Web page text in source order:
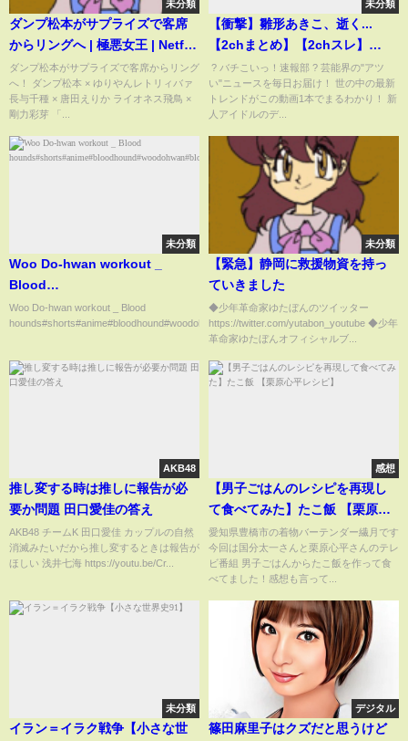
未分類
ダンプ松本がサプライズで客席
からリングへ | 極悪女王 | Netflix
Japan
ダンプ松本がサプライズで客席からリング
へ！ ダンプ松本 × ゆりやんレトリィバァ
長与千種 × 唐田えりか ライオネス飛鳥 ×
剛力彩芽 「...
未分類
【衝撃】雛形あきこ、逝く...
【2chまとめ】【2chスレ】
【5chスレ】
‌ ? バチこいっ！速報部 ? 芸能界の"アツ
い"ニュースを毎日お届け！ 世の中の最新
トレンドがこの動画1本でまるわかり！ 新
人アイドルのデ...
未分類
Woo Do-hwan workout _
Blood
Woo Do-hwan workout _ Blood
hounds#shorts#anime#bloodhound#woodohwan#b...
未分類
【緊急】静岡に救援物資を持っ
ていきました
◆少年革命家ゆたぼんのツイッター
https://twitter.com/yutabon_youtube ◆少年
革命家ゆたぼんオフィシャルブ...
AKB48
推し変する時は推しに報告が必
要か問題 田口愛佳の答え
AKB48 チームK 田口愛佳 カップルの自然
消滅みたいだから推し変するときは報告が
ほしい 浅井七海 https://youtu.be/Cr...
感想
【男子ごはんのレシピを再現し
て食べてみた】たこ飯 【栗原心
平レシピ】
愛知県豊橋市の着物バーテンダー繊月です
今回は国分太一さんと栗原心平さんのテレ
ビ番組 男子ごはんからたこ飯を作って食
べてました！感想も言って...
未分類
イラン＝イラク戦争【小さな世
デジタル
篠田麻里子はクズだと思うけど